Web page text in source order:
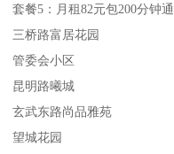
套餐5：月租82元包200分钟
三桥路富居花园
管委会小区
昆明路曦城
玄武东路尚品雅苑
望城花园